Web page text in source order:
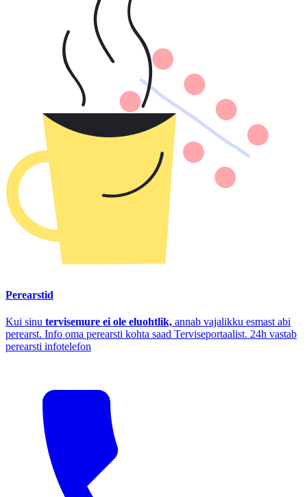
Perearstid
Kui sinu tervisemure ei ole eluohtlik, annab vajalikku esmast abi
perearst. Info oma perearsti kohta saad Terviseportaalist. 24h vastab
perearsti infotelefon